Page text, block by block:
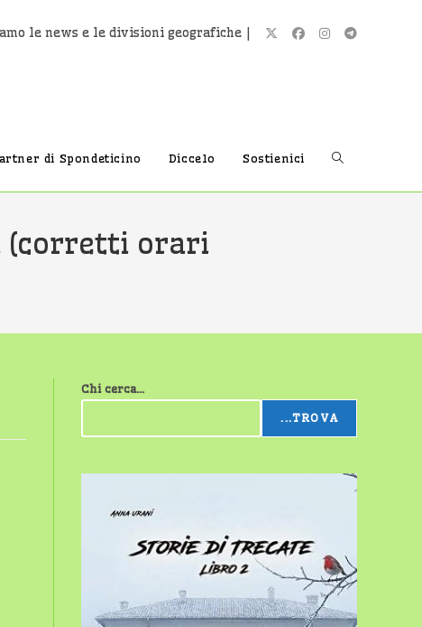
le news e le divisioni geografiche |
di Spondeticino Diccelo Sostienici Attiva/
sito
web
(corretti orari
Chi cerca...
...TROVA